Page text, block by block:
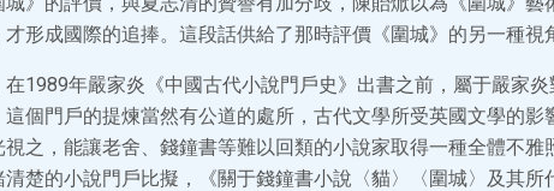
形成國際的追捧。這段話供給了那時評價《圍城》的另一種視
1989年嚴家炎《中國古代小說門戶史》出書之前，屬于嚴家
個門戶的提煉當然有公道的處所，古代文學所受英國文學的影
之，能讓老舍、錢鐘書等難以回類的小說家取得一種全體不雅
楚的小說門戶比擬，《關于錢鐘書小說〈貓〉〈圍城〉及其所